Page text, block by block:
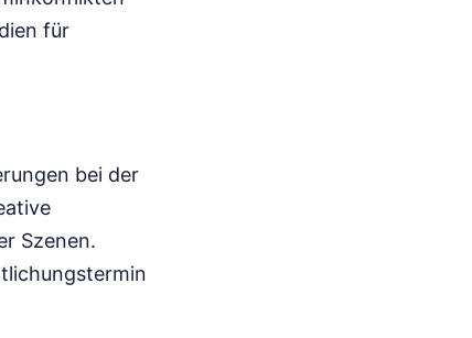
für
bei der
Szenen.